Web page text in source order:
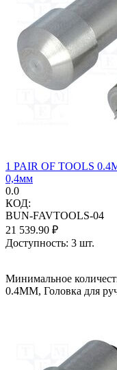
1 PAIR OF TOOLS
0,4мм
0.0
КОД:
BUN-FAVTOOLS-04
21 539.90 ₽
Доступность: 3 шт.
Минимальное
0.4MM, Головка для